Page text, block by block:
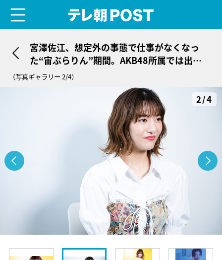
宮澤佐江、想定外の事態で仕事がなくなっ
た“宙ぶらりん”期間。AKB48所属では出会
えなかった2人の恩師
（写真ギャラリー 2/4）
2/4